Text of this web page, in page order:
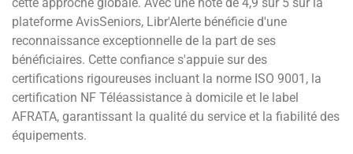
plateforme AvisSeniors, Libr'Alerte bénéficie d'une
reconnaissance exceptionnelle de la part de ses
bénéficiaires. Cette confiance s'appuie sur des
certifications rigoureuses incluant la norme ISO 9001, la
certification NF Téléassistance à domicile et le label
AFRATA, garantissant la qualité du service et la fiabilité des
équipements.